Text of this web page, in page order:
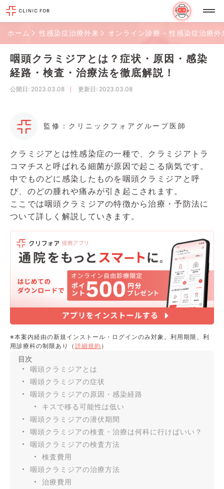
ホーム 性感染症治療外来 オンライン診療 - 性感染症治療外
咽頭クラミジアとは？症状・原因・感染
経路・検査・治療法を徹底解説！
公開日 : 2023.03.08 更新日 : 2023.03.08
監修：クリニックフォアグループ医師
クラミジアとは性感染症の一種で、クラミジアトラ
コマチスと呼ばれる細菌が原因で起こる病気です。
中でものどに感染したものを咽頭クラミジアと呼
び、のどの腫れや痛みが引き起こされます。
ここでは咽頭クラミジアの特徴から治療・予防法に
ついて詳しく解説していきます。
※本案内経由の新規インストール・ログインのみ対象。利用期限、利
用診療科の制限あり（ 詳細規約 ）
目次
咽頭クラミジアとは
咽頭クラミジアの症状
咽頭クラミジアの原因・感染経路
キスで移る可能性は低い
咽頭クラミジアの潜伏期間
咽頭クラミジアの検査・治療は何科に行けばいい？
咽頭クラミジアの検査方法
検査費用
咽頭クラミジアの治療方法
治療費用